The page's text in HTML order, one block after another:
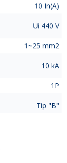
10 In(A)
Ui 440 V
1~25 mm2
10 kA
1P
Tip "B"